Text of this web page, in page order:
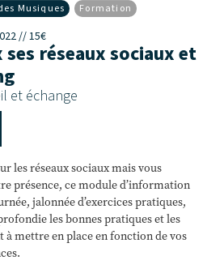
Musiques Formation
// 15€
ses réseaux sociaux et
et échange
les réseaux sociaux mais vous
présence, ce module d’information
jalonnée d’exercices pratiques,
les bonnes pratiques et les
à mettre en place en fonction de vos